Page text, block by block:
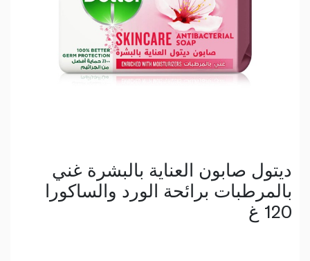
ديتول صابون العناية بالبشرة غني
بالمرطبات برائحة الورد والساكورا
120 غ